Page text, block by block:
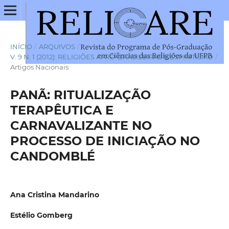
INÍCIO / ARQUIVOS /
V. 9 N. 1 (2012): RELIGIÕES AFRO-BRASILEIRAS E ESPIRITISMO /
Artigos Nacionais
PANÃ: RITUALIZAÇÃO
TERAPÊUTICA E
CARNAVALIZANTE NO
PROCESSO DE INICIAÇÃO NO
CANDOMBLÉ
Ana Cristina Mandarino
Estélio Gomberg